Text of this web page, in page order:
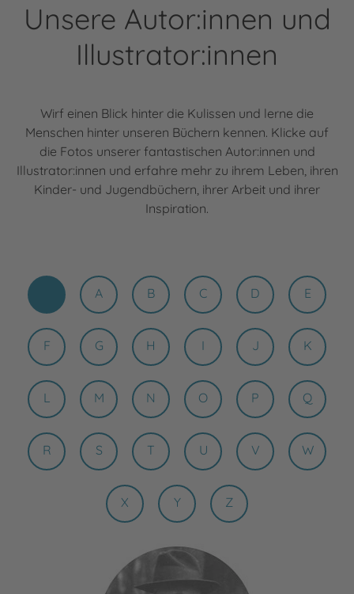
Unsere Autor:innen und
Illustrator:innen
Wirf einen Blick hinter die Kulissen und lerne die
Menschen hinter unseren Büchern kennen. Klicke auf
die Fotos unserer fantastischen Autor:innen und
Illustrator:innen und erfahre mehr zu ihrem Leben, ihren
Kinder- und Jugendbüchern, ihrer Arbeit und ihrer
Inspiration.
A B C D E
F G H I J K
L M N O P Q
R S T U V W
X Y Z